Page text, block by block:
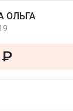
ОЛЬГА
₽